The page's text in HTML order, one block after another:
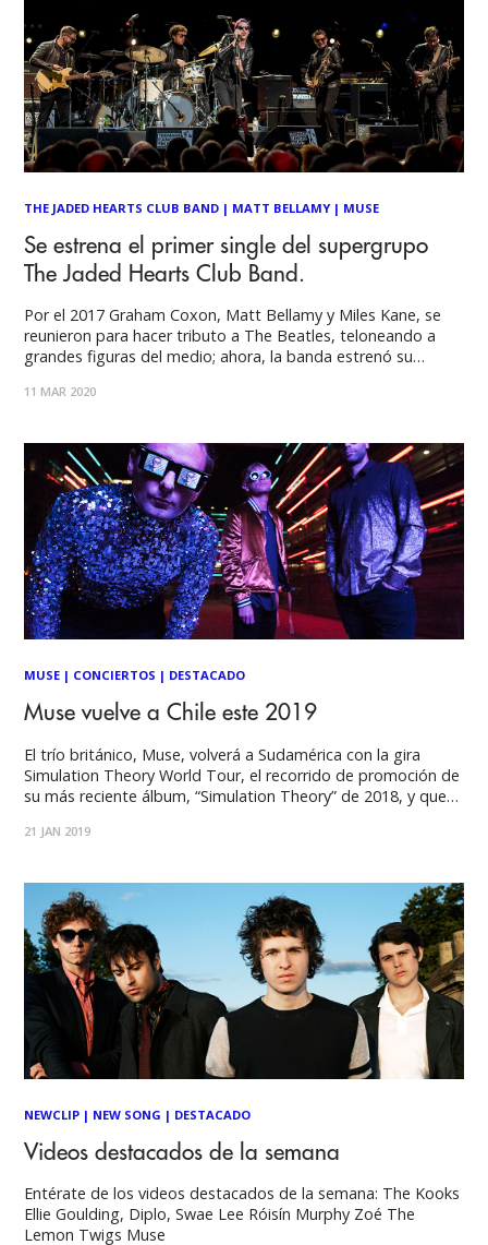
THE JADED HEARTS CLUB BAND | MATT BELLAMY| MUSE
Se estrena el primer single del supergrupo
The Jaded Hearts Club Band.
Por el 2017 Graham Coxon, Matt Bellamy y Miles Kane, se
reunieron para hacer tributo a The Beatles, teloneando a
grandes figuras del medio; ahora, la banda estrenó su
Supergrupo es un término asociado a una banda formada
11 MAR 2020
MUSE | CONCIERTOS | DESTACADO
Muse vuelve a Chile este 2019
El trío británico, Muse, volverá a Sudamérica con la gira
Simulation Theory World Tour, el recorrido de promoción de
su más reciente álbum, “Simulation Theory” de 2018, y que
Muse tiene fijado su show en Chile en una fecha ni lugar aún
21 JAN 2019
NEWCLIP | NEW SONG | DESTACADO
Videos destacados de la semana
Entérate de los videos destacados de la semana: The Kooks
Ellie Goulding, Diplo, Swae Lee Róisín Murphy Zoé The
Lemon Twigs Muse